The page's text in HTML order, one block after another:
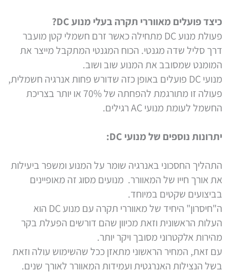
כיצד פועלים מאווררי תקרה בעלי מנוע DC?
פעולת מנוע DC מתחילה כאשר זרם חשמלי קטן מועבר
דרך סליל שדה מגנטי. הכוח המגנטי המתקבל מייצר את
המומנט שמסובב את המנוע שוב ושוב.
מנועי DC פועלים באופן כזה שדורש פחות אנרגיה חשמלית,
פעולה זו מתורגמת להפחתה של 70% או יותר בצריכת
החשמל לעומת מנועי AC רגילים.
יתרונות נוספים של מנועי DC:
התהליך החסכוני באנרגיה שומר על המנוע ומשפר ביעילות
את אורך חייו של המאוורר. מנועים מסוג זה מאופיינים
בביצועים שקטים במיוחד.
ה"חיסרון" היחיד של מאווררי תקרה עם מנוע DC הוא
העלות הראשונית וזאת מכיוון שהם דורשים הפעלת בקר
מהירות אלקטרוני מסובך ויקר יותר.
עם זאת, המחיר הראשוני מתאזן ככל שהשימוש עולה וזאת
בשל הנצילות האנרגטית ועמידות המאוורר לאורך שנים.